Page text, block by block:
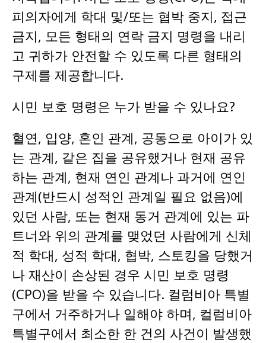
피의자에게 학대 및/또는 협박 중지, 접근
금지, 모든 형태의 연락 금지 명령을 내리
고 귀하가 안전할 수 있도록 다른 형태의
구제를 제공합니다.
시민 보호 명령은 누가 받을 수 있나요?
혈연, 입양, 혼인 관계, 공동으로 아이가 있
는 관계, 같은 집을 공유했거나 현재 공유
하는 관계, 현재 연인 관계나 과거에 연인
관계(반드시 성적인 관계일 필요 없음)에
있던 사람, 또는 현재 동거 관계에 있는 파
트너와 위의 관계를 맺었던 사람에게 신체
적 학대, 성적 학대, 협박, 스토킹을 당했거
나 재산이 손상된 경우 시민 보호 명령
(CPO)을 받을 수 있습니다. 컬럼비아 특별
구에서 거주하거나 일해야 하며, 컬럼비아
특별구에서 최소한 한 건의 사건이 발생했